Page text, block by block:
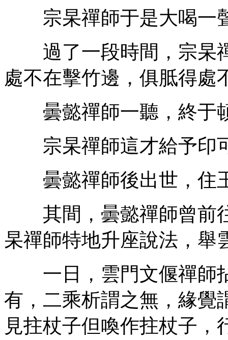
宗杲禪師于是大喝一
過了一段時間，宗杲
處不在擊竹邊，俱胝得處
曇懿禪師一聽，終于
宗杲禪師這才給予印
曇懿禪師後出世，住
其間，曇懿禪師曾前
杲禪師特地升座說法，
一日，雲門文偃禪師
有，二乘析謂之無，緣覺
見拄杖子但喚作拄杖子，